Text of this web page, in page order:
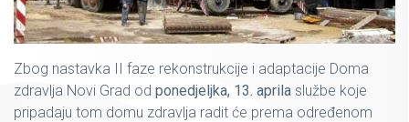
Zbog nastavka II faze rekonstrukcije i adaptacije Doma
zdravlja Novi Grad od ponedjeljka, 13. aprila službe koje
pripadaju tom domu zdravlja radit će prema određenom